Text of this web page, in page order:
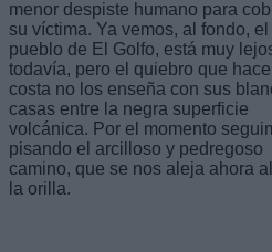
menor despiste humano para
su víctima. Ya vemos, al fondo, el
pueblo de El Golfo, está muy
todavía, pero el quiebro que
costa no los enseña con sus
casas entre la negra superficie
volcánica. Por el momento
pisando el arcilloso y pedregoso
camino, que se nos aleja ahora
la orilla.